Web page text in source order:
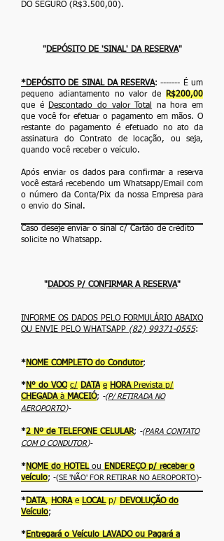
DO SEGURO (R$3.500,00).
"DEPÓSITO DE 'SINAL' DA RESERVA"
*DEPÓSITO DE SINAL DA RESERVA: ------- É um
pequeno adiantamento no valorde
R$200,00
que é
Descontado do valor Total
na hora em
que você for efetuar o pagamento em mãos. O
restante do pagamento é efetuado no ato da
assinatura do Contrato de locação, ou seja,
quando você receber o veículo.
Após enviar os dados para confirmar a reserva
você estará recebendo um Whatsapp/Email com
o número da Conta/Pix da nossa Empresa para
o envio do Sinal.
Caso deseje enviar o sinal c/ Cartão de crédito
solicite no Whatsapp.
"DADOS P/ CONFIRMAR A RESERVA"
INFORME OS DADOS PELO FORMULÁRIO ABAIXO
OU ENVIE PELO WHATSAPP (82) 99371-0555:
*NOME COMPLETO do Condutor;
*N° do VOO c/ DATA e HORAPrevista p/
CHEGADAà MACEIÓ; -(P/ RETIRADA NO
AEROPORTO)-
*2 Nº de TELEFONE CELULAR; -(PARA CONTATO
COM O CONDUTOR)-
*NOME do HOTEL ou ENDEREÇO p/ receber o
veículo; -(SE 'NÃO' FOR RETIRAR NO AEROPORTO)-
*DATA, HORA e LOCAL p/ DEVOLUÇÃO do
Veículo;
*Entregará o Veículo LAVADO ou Pagará a